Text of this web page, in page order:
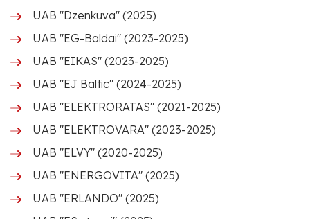
UAB "Dzenkuva" (2025)
UAB "EG-Baldai" (2023-2025)
UAB "EIKAS" (2023-2025)
UAB "EJ Baltic" (2024-2025)
UAB "ELEKTRORATAS" (2021-2025)
UAB "ELEKTROVARA" (2023-2025)
UAB "ELVY" (2020-2025)
UAB "ENERGOVITA" (2025)
UAB "ERLANDO" (2025)